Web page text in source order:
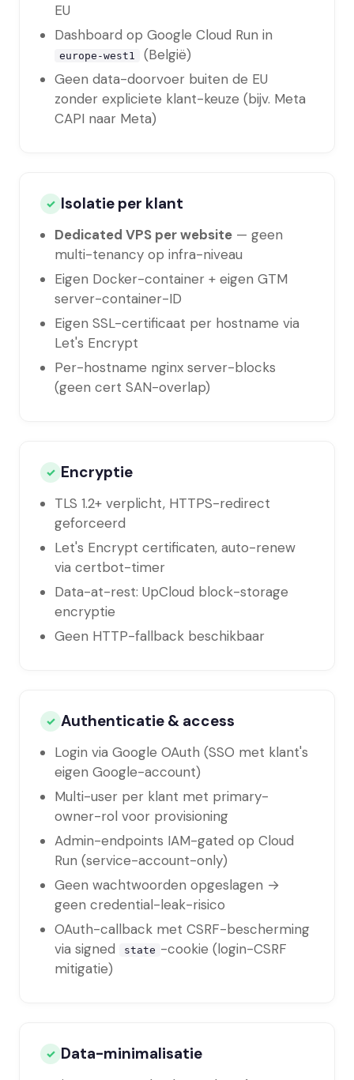
EU
Dashboard op Google Cloud Run in
europe-west1
(België)
Geen data-doorvoer buiten de EU
zonder expliciete klant-keuze (bijv. Meta
CAPI naar Meta)
✓ Isolatie per klant
Dedicated VPS per website — geen
multi-tenancy op infra-niveau
Eigen Docker-container + eigen GTM
server-container-ID
Eigen SSL-certificaat per hostname via
Let's Encrypt
Per-hostname nginx server-blocks
(geen cert SAN-overlap)
✓ Encryptie
TLS 1.2+ verplicht, HTTPS-redirect
geforceerd
Let's Encrypt certificaten, auto-renew
via certbot-timer
Data-at-rest: UpCloud block-storage
encryptie
Geen HTTP-fallback beschikbaar
✓ Authenticatie & access
Login via Google OAuth (SSO met klant's
eigen Google-account)
Multi-user per klant met primary-
owner-rol voor provisioning
Admin-endpoints IAM-gated op Cloud
Run (service-account-only)
Geen wachtwoorden opgeslagen →
geen credential-leak-risico
OAuth-callback met CSRF-bescherming
via signed
state -cookie (login-CSRF
mitigatie)
✓ Data-minimalisatie